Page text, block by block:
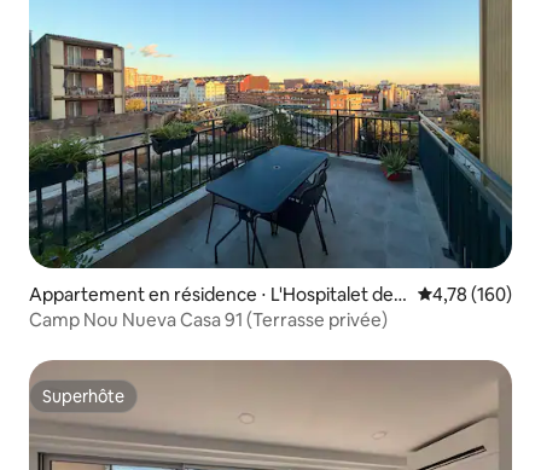
Appartement en résidence ⋅ L'Hospitalet de L
lobregat
Évaluation
4,78 (160)
Camp Nou Nueva Casa 91 (Terrasse privée)
Superhôte
Superhôte